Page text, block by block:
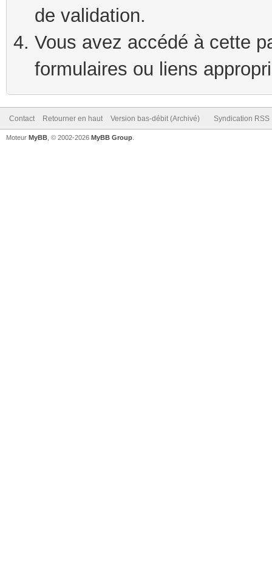
de validation.
Vous avez accédé à cette
formulaires ou liens
Contact Retourner en haut Version bas-débit (Archivé) Syndication RSS
Moteur MyBB , © 2002-2026 MyBB Group